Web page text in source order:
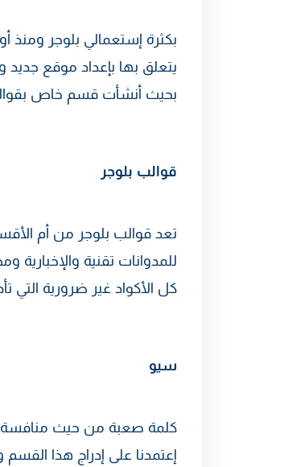
بكثرة إستعمالي بلوجر
يتعلق بها بإعداد موقع
بحيث أنشأت قسم خاص
قوالب بلوجر
تعد قوالب بلوجر من أم
للمدوانات تقنية
كل الأكواد غير ضرورية التي
سيو
كلمة صعبة من حيث منافسة
إعتمدنا على إدراج هذا